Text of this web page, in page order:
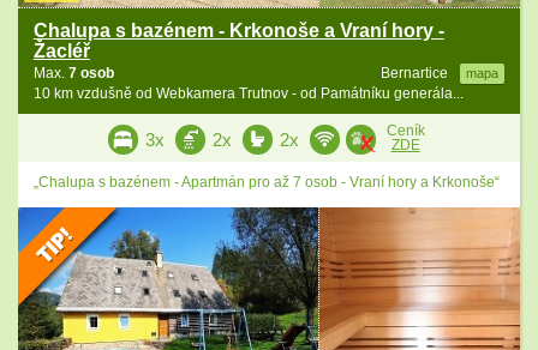
Chalupa s bazénem - Krkonoše a Vraní hory -
Žacléř
Bernartice mapa
Max. 7 osob
10 km vzdušně od Webkamera Trutnov - od Památníku generála...
3x 2x 2x
Ceník
ZDE
„Chalupa s bazénem - Apartmán pro až 7 osob - Vraní hory a Krkonoše“